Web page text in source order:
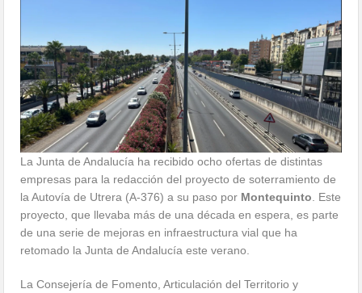
La Junta de Andalucía ha recibido ocho ofertas de distintas
empresas para la redacción del proyecto de soterramiento de
la Autovía de Utrera (A-376) a su paso por Montequinto. Este
proyecto, que llevaba más de una década en espera, es parte
de una serie de mejoras en infraestructura vial que ha
retomado la Junta de Andalucía este verano.
La Consejería de Fomento, Articulación del Territorio y